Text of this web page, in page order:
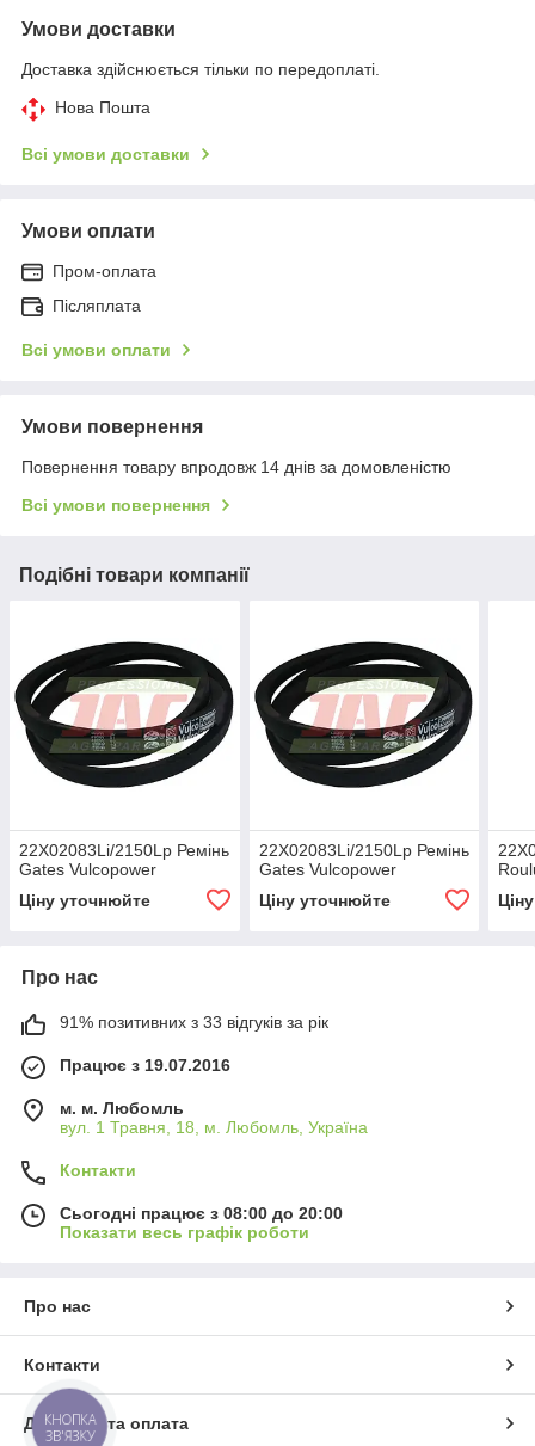
Умови доставки
Доставка здійснюється тільки по передоплаті.
Нова Пошта
Всі умови доставки
Умови оплати
Пром-оплата
Післяплата
Всі умови оплати
Умови повернення
Повернення товару впродовж 14 днів за домовленістю
Всі умови повернення
Подібні товари компанії
22X02083Li/2150Lp Ремінь
Gates Vulcopower
Ціну уточнюйте
22X02083Li/2150Lp Ремінь
Gates Vulcopower
Ціну уточнюйте
Про нас
91% позитивних з 33 відгуків за рік
Працює з 19.07.2016
м. м. Любомль
вул. 1 Травня, 18, м. Любомль, Україна
Контакти
Сьогодні працює з 08:00 до 20:00
Показати весь графік роботи
Про нас
Контакти
Доставка та оплата
КНОПКА
ЗВ'ЯЗКУ